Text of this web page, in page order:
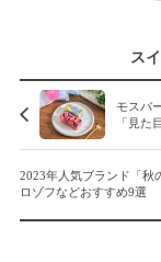
ス
モスバ
「見た
2023年人気ブランド「秋
ロゾフなどおすすめ9選